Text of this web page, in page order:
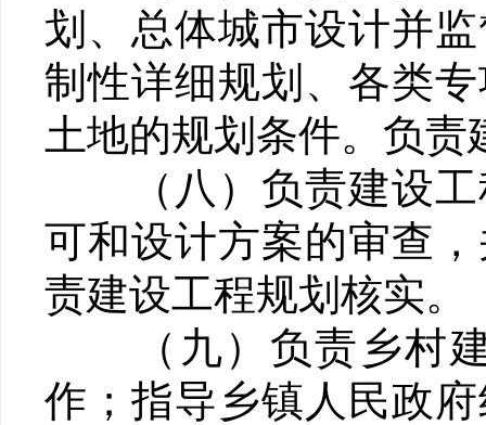
划、总体城市设计并
制性详细规划、各类
土地的规划条件。负
（八）负责建设工
可和设计方案的审查
责建设工程规划核实。
（九）负责乡村建
作；指导乡镇人民政